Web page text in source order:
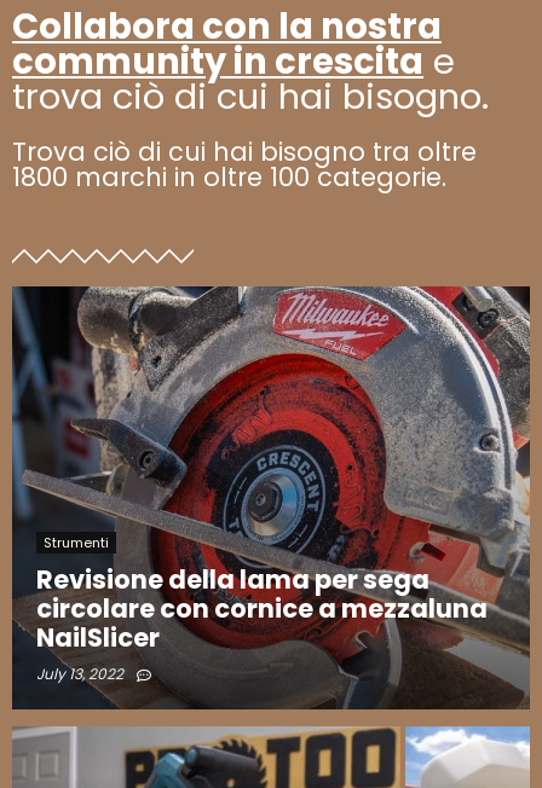
Collabora con la nostra
community in crescita e
trova ciò di cui hai bisogno.
Trova ciò di cui hai bisogno tra oltre
1800 marchi in oltre 100 categorie.
Strumenti
Revisione della lama per sega
circolare con cornice a mezzaluna
NailSlicer
July 13, 2022